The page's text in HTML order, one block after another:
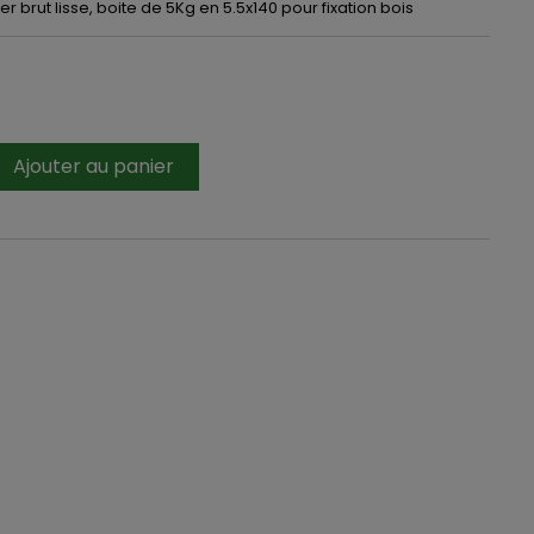
brut lisse, boite de 5Kg en 5.5x140 pour fixation bois
Ajouter au panier